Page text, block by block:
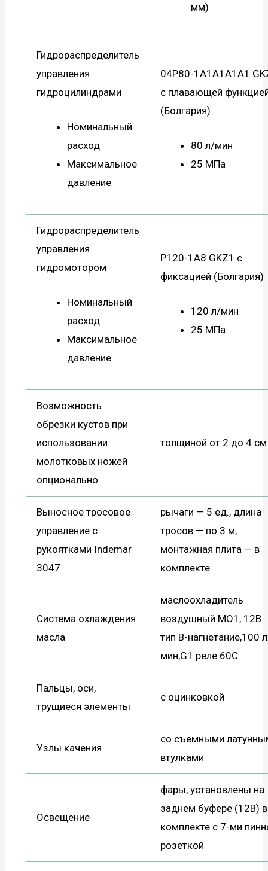
мм)
Гидрораспределитель
управления
гидроцилиндрами
Номинальный
расход
Максимальное
давление
04Р80-1А1А1А1А1
с плавающей
(Болгария)
80 л/мин
25 МПа
Гидрораспределитель
управления
гидромотором
Номинальный
расход
Максимальное
давление
Р120-1А8 GKZ1 с
фиксацией (Болгария)
120 л/мин
25 МПа
Возможность
обрезки кустов при
использовании
молотковых ножей
опционально
толщиной от 2 до 4 см
Выносное тросовое
управление с
рукоятками Indemar
3047
рычаги — 5 ед., длина
тросов — по 3 м,
монтажная плита — в
комплекте
Система охлаждения
масла
маслоохладитель
воздушный МО1, 12В
тип В-нагнетание,100
мин,G1.реле 60С
Пальцы, оси,
трущиеся элементы
с оцинковкой
Узлы качения
со съемными
втулками
Освещение
фары, установлены на
заднем буфере (12В) в
комплекте с 7-ми
розеткой